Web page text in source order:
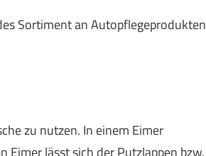
Sortiment an Autopflegeprodukten
zu nutzen. In einem Eimer
lässt sich der Putzlappen bzw.